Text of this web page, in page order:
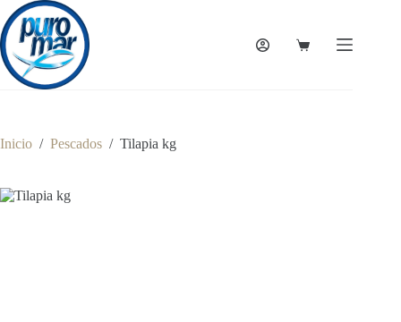
Saltar
al
contenido
Carro
Inicio / Pescados / Tilapia kg